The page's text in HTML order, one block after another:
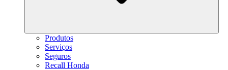
Produtos
Serviços
Seguros
Recall Honda